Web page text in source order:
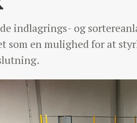
indlagrings- og
som en mulighed for at